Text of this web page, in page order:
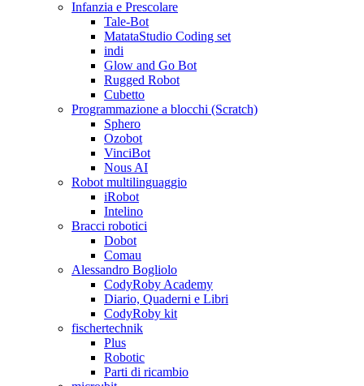
Infanzia e Prescolare
Tale-Bot
MatataStudio Coding set
indi
Glow and Go Bot
Rugged Robot
Cubetto
Programmazione a blocchi (Scratch)
Sphero
Ozobot
VinciBot
Nous AI
Robot multilinguaggio
iRobot
Intelino
Bracci robotici
Dobot
Comau
Alessandro Bogliolo
CodyRoby Academy
Diario, Quaderni e Libri
CodyRoby kit
fischertechnik
Plus
Robotic
Parti di ricambio